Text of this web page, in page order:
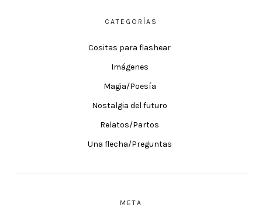
CATEGORÍAS
Cositas para flashear
Imágenes
Magia/Poesía
Nostalgia del futuro
Relatos/Partos
Una flecha/Preguntas
META